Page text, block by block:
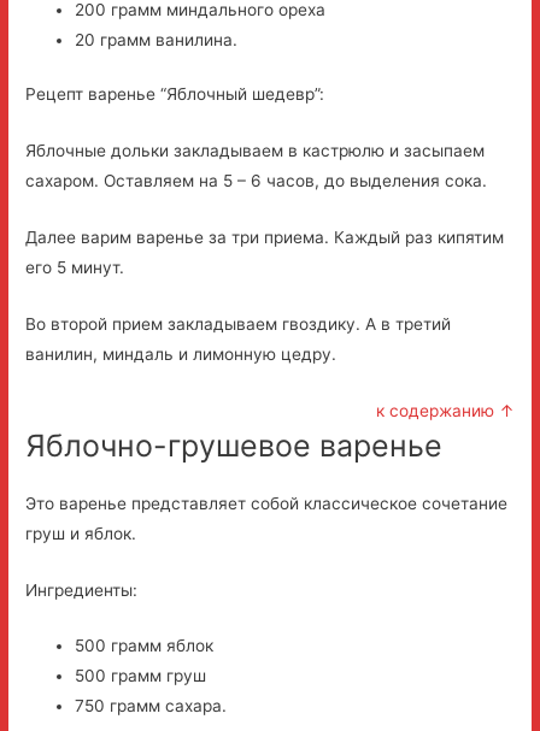
200 грамм миндального ореха
20 грамм ванилина.
Рецепт варенье “Яблочный шедевр”:
Яблочные дольки закладываем в кастрюлю и засыпаем
сахаром. Оставляем на 5 – 6 часов, до выделения сока.
Далее варим варенье за три приема. Каждый раз кипятим
его 5 минут.
Во второй прием закладываем гвоздику. А в третий
ванилин, миндаль и лимонную цедру.
к содержанию ↑
Яблочно-грушевое варенье
Это варенье представляет собой классическое сочетание
груш и яблок.
Ингредиенты:
500 грамм яблок
500 грамм груш
750 грамм сахара.